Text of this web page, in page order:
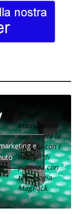
Texas
Instruments
raddoppia la
densità con i
moduli di
potenza con
tecnologia
MagPack.
e